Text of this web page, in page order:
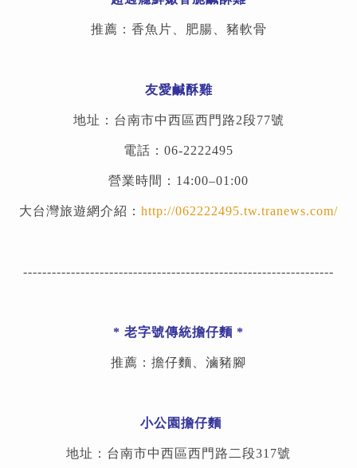
推薦：香魚片、肥腸、豬軟骨
友愛鹹酥雞
地址：台南市中西區西門路2段77號
電話：06-2222495
營業時間：14:00–01:00
大台灣旅遊網介紹： http://062222495.tw.tranews.com/
-----------------------------------------------------------------
* 老字號傳統擔仔麵 *
推薦：擔仔麵、滷豬腳
小公園擔仔麵
地址：台南市中西區西門路二段317號